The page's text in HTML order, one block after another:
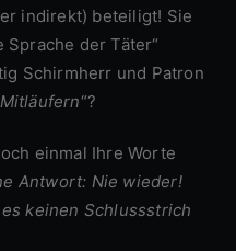
indirekt) beteiligt! Sie
Sprache der Täter“
Schirmherr und Patron
“?
Antwort: Nie wieder!
keinen Schlussstrich